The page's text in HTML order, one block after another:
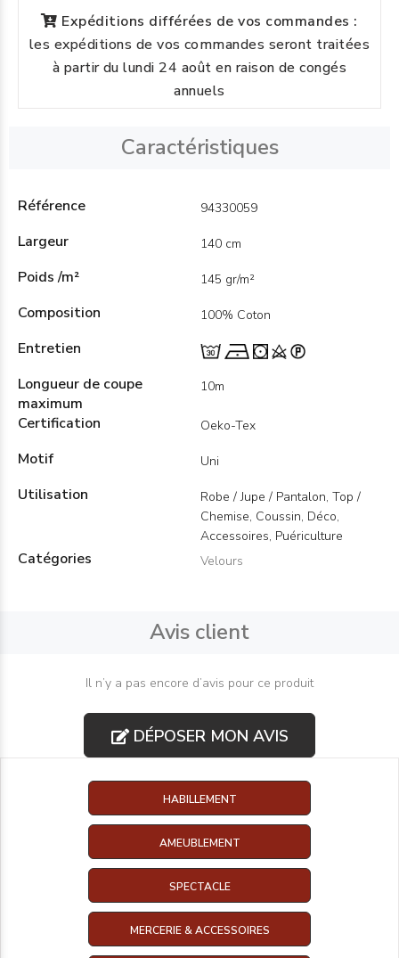
Expéditions différées de vos commandes :
les expéditions de vos commandes seront traitées
à partir du lundi 24 août en raison de congés
annuels
Caractéristiques
Référence 94330059
Largeur 140 cm
Poids /m² 145 gr/m²
Composition 100% Coton
Entretien
Longueur de coupe
maximum
10m
Certification Oeko-Tex
Motif Uni
Utilisation
Robe / Jupe / Pantalon, Top /
Chemise, Coussin, Déco,
Accessoires, Puériculture
Catégories Velours
Avis client
Il n’y a pas encore d’avis pour ce produit
DÉPOSER MON AVIS
HABILLEMENT
AMEUBLEMENT
SPECTACLE
MERCERIE & ACCESSOIRES